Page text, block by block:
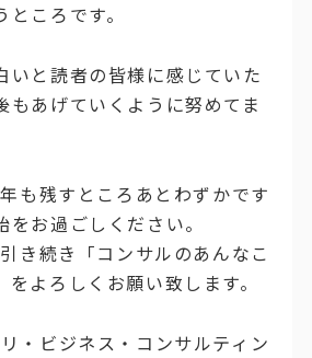
ころです。
いと読者の皆様に感じていた
もあげていくように努めてま
も残すところあとわずかです
お過ごしください。
き続き「コンサルのあんなこ
よろしくお願い致します。
・ビジネス・コンサルティン